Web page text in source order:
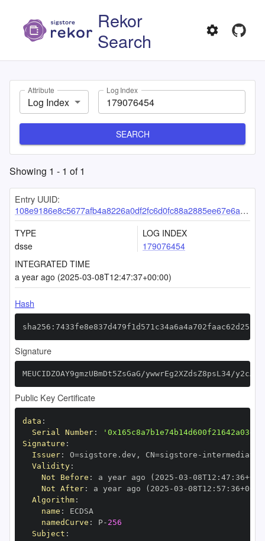
Rekor
Search
Attribute
Log Index
Log Index
SEARCH
Showing 1 - 1 of1
Entry UUID:
108e9186e8c5677afb4a8226a0df2fc6d0fc88a2885ee67e6aa3100b48e423852fec7c007b0b5a90
TYPE
dsse
LOG INDEX
179076454
INTEGRATED TIME
a year ago (2025-03-08T12:47:37+00:00)
Hash
Signature
MEUCIDZOAY9gmzUBmDt5ZsGaG/ywwrEg2XZdsZ8psL34/
Public Key Certificate
data :
Serial Number:
Signature :
Issuer: O=sigstore.dev , CN=sigstore -
Validity:
Not Before : a year ago (2025 -03 -08T12 : 47 : 36+00
Not After: a year ago (2025 -03 -08T12 : 57 : 36+00
Algorithm:
name :
namedCurve : P- 256
Subject :